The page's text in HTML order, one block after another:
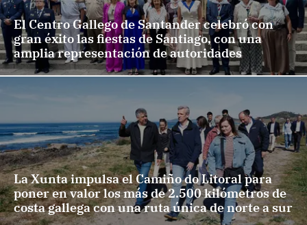
El Centro Gallego de Santander celebró con
gran éxito las fiestas de Santiago, con una
amplia representación de autoridades
La Xunta impulsa el Camiño do Litoral para
poner en valor los más de 2.500 kilómetros de
costa gallega con una ruta única de norte a sur